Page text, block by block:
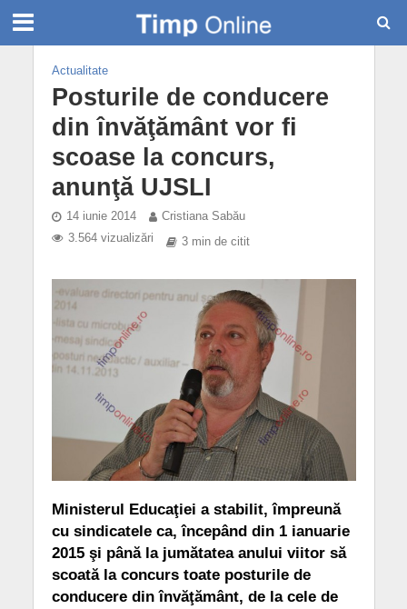
Actualitate
Posturile de conducere
din învăţământ vor fi
scoase la concurs,
anunţă UJSLI
14 iunie 2014
Cristiana Sabău
3.564 vizualizări
3 min de citit
Ministerul Educaţiei a stabilit, împreună
cu sindicatele ca, începând din 1 ianuarie
2015 şi până la jumătatea anului viitor să
scoată la concurs toate posturile de
conducere din învăţământ, de la cele de